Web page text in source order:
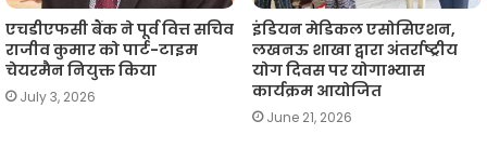
एचडीएफसी बैंक ने पूर्व वित्त सचिव
राजीव कुमार को पार्ट-टाइम
चेयरमैन नियुक्त किया
July 3, 2026
इंडियन मेडिकल एसोसिएशन,
लखनऊ शाखा द्वारा अंतर्राष्ट्रीय
योग दिवस पर योगाभ्यास
कार्यक्रम आयोजित
June 21, 2026